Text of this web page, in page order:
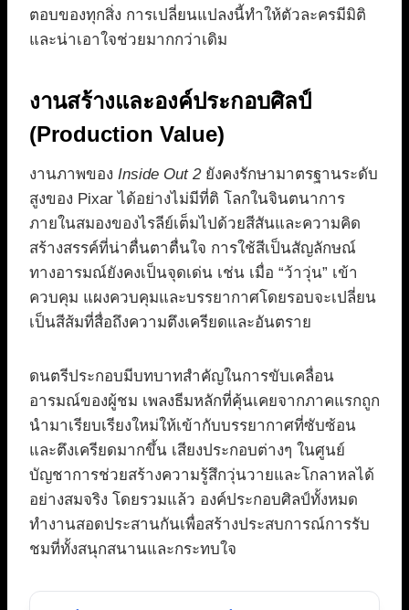
ตอบของทุกสิ่ง การเปลี่ยนแปลงนี้ทำให้ตัวละครมีมิติ
และน่าเอาใจช่วยมากกว่าเดิม
งานสร้างและองค์ประกอบศิลป์
(Production Value)
งานภาพของ Inside Out 2ยังคงรักษามาตรฐานระดับ
สูงของ Pixar ได้อย่างไม่มีที่ติ โลกในจินตนาการ
ภายในสมองของไรลีย์เต็มไปด้วยสีสันและความคิด
สร้างสรรค์ที่น่าตื่นตาตื่นใจ การใช้สีเป็นสัญลักษณ์
ทางอารมณ์ยังคงเป็นจุดเด่น เช่น เมื่อ “ว้าวุ่น” เข้า
ควบคุม แผงควบคุมและบรรยากาศโดยรอบจะเปลี่ยน
เป็นสีส้มที่สื่อถึงความตึงเครียดและอันตราย
ดนตรีประกอบมีบทบาทสำคัญในการขับเคลื่อน
อารมณ์ของผู้ชม เพลงธีมหลักที่คุ้นเคยจากภาคแรกถูก
นำมาเรียบเรียงใหม่ให้เข้ากับบรรยากาศที่ซับซ้อน
และตึงเครียดมากขึ้น เสียงประกอบต่างๆ ในศูนย์
บัญชาการช่วยสร้างความรู้สึกวุ่นวายและโกลาหลได้
อย่างสมจริง โดยรวมแล้ว องค์ประกอบศิลป์ทั้งหมด
ทำงานสอดประสานกันเพื่อสร้างประสบการณ์การรับ
ชมที่ทั้งสนุกสนานและกระทบใจ